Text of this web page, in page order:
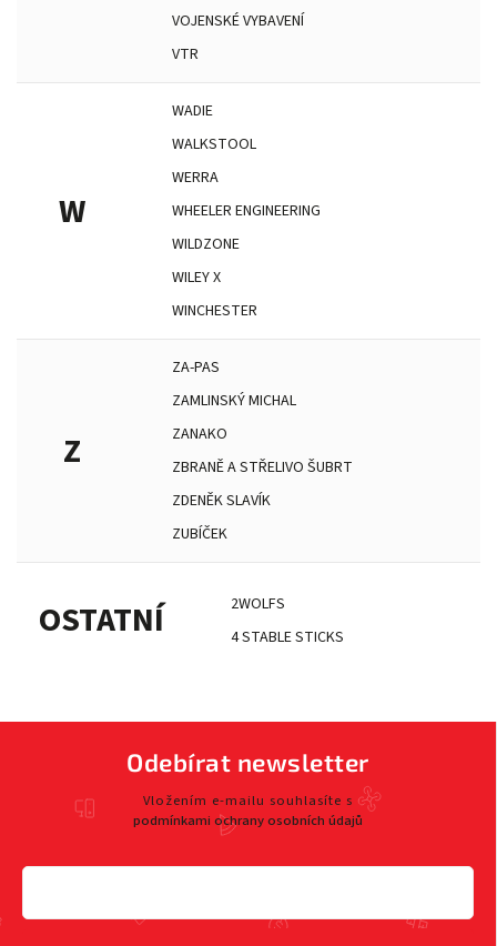
VOJENSKÉ VYBAVENÍ
VTR
W
WADIE
WALKSTOOL
WERRA
WHEELER ENGINEERING
WILDZONE
WILEY X
WINCHESTER
Z
ZA-PAS
ZAMLINSKÝ MICHAL
ZANAKO
ZBRANĚ A STŘELIVO ŠUBRT
ZDENĚK SLAVÍK
ZUBÍČEK
OSTATNÍ
2WOLFS
4 STABLE STICKS
Odebírat newsletter
Vložením e-mailu souhlasíte s
podmínkami ochrany osobních údajů